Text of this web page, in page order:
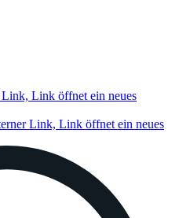
Link öffnet ein neues
Link, Link öffnet ein neues